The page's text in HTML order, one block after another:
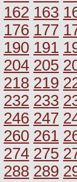
162 163
176 177
190 191
204 205
218 219
232 233
246 247
260 261
274 275
288 289